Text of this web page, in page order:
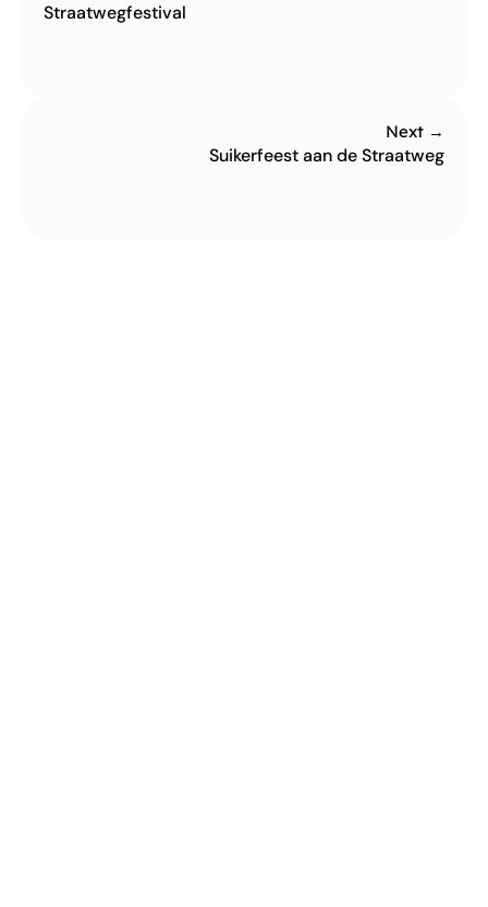
Straatwegfestival
Next →
Suikerfeest aan de Straatweg